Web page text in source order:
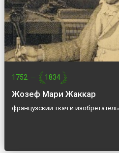
1752 — 1834
Жозеф Мари Жаккар
французский ткач и изобретатель